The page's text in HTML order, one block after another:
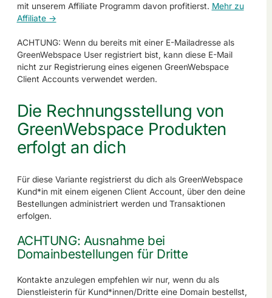
mit unserem Affiliate Programm davon profitierst. Mehr zu
Affiliate ->
ACHTUNG: Wenn du bereits mit einer E-Mailadresse als
GreenWebspace User registriert bist, kann diese E-Mail
nicht zur Registrierung eines eigenen GreenWebspace
Client Accounts verwendet werden.
Die Rechnungsstellung von
GreenWebspace Produkten
erfolgt an dich
Für diese Variante registrierst du dich als GreenWebspace
Kund*in mit einem eigenen Client Account, über den deine
Bestellungen administriert werden und Transaktionen
erfolgen.
ACHTUNG: Ausnahme bei
Domainbestellungen für Dritte
Kontakte anzulegen empfehlen wir nur, wenn du als
Dienstleisterin für Kund*innen/Dritte eine Domain bestellst,